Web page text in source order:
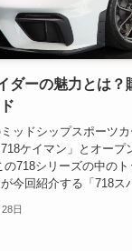
ダーの魅力とは
ッドシップスポーツ
ケイマン」とオー
の718シリーズの中の
今回紹介する「718ス
日